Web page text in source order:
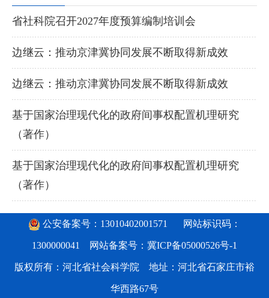
省社科院召开2027年度预算编制培训会
边继云：推动京津冀协同发展不断取得新成效
边继云：推动京津冀协同发展不断取得新成效
基于国家治理现代化的政府间事权配置机理研究
（著作）
基于国家治理现代化的政府间事权配置机理研究
（著作）
公安备案号：13010402001571 网站标识码：
1300000041 网站备案号： 冀ICP备05000526号-1
版权所有：河北省社会科学院 地址：河北省石家庄市裕
华西路67号